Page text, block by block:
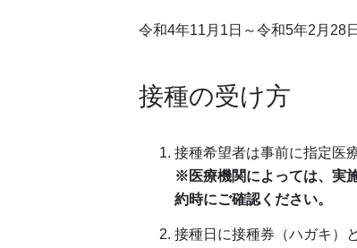
令和4年11月1日～令和5年2月28日
接種の受け方
接種希望者は事前に指定医
※医療機関によっては、実
約時にご確認ください。
接種日に接種券（ハガキ）